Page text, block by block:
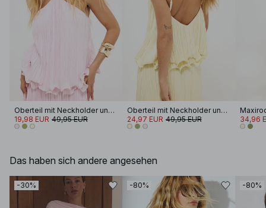
Oberteil mit Neckholder und Volantsaum
19,98 EUR 49,95 EUR
Oberteil mit Neckholder und Volantsaum
24,97 EUR 49,95 EUR
34,96
Das haben sich andere angesehen
-30% -80% -80%